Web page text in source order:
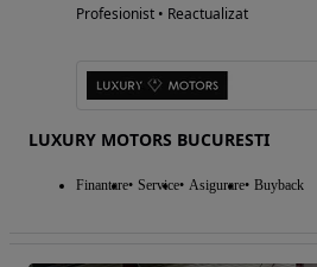
Profesionist • Reactualizat
LUXURY MOTORS BUCURESTI
Finantare Service Asigurare Buyback